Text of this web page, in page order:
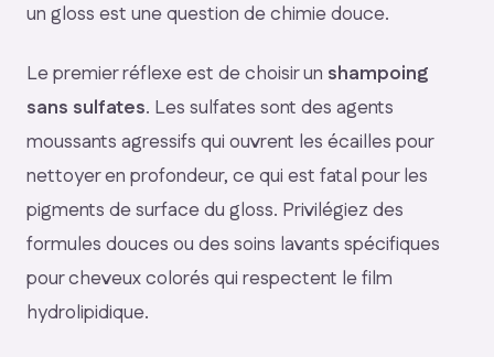
un gloss est une question de chimie douce.
Le premier réflexe est de choisir un shampoing
sans sulfates. Les sulfates sont des agents
moussants agressifs qui ouvrent les écailles pour
nettoyer en profondeur, ce qui est fatal pour les
pigments de surface du gloss. Privilégiez des
formules douces ou des soins lavants spécifiques
pour cheveux colorés qui respectent le film
hydrolipidique.